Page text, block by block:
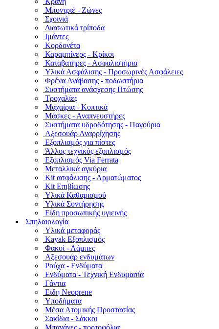
Μποντριέ - Ζώνες
Σχοινιά
Διασωτικά τρίποδα
Ιμάντες
Κορδονέτα
Καραμπίνερς - Κρίκοι
Καταβατήρες - Ασφαλιστήρια
Υλικά Ασφάλισης - Προσωρινές Ασφάλειες
Φρένα Ανάβασης - ποδωστήρια
Συστήματα ανάσχεσης Πτώσης
Τροχαλίες
Μαχαίρια - Κοπτικά
Μάσκες - Αναπνευστήρες
Συστήματα υδροδότησης - Παγούρια
Αξεσουάρ Αναρρίχησης
Εξοπλισμός για πίστες
Άλλος τεχνικός εξοπλισμός
Εξοπλισμός Via Ferrata
Μεταλλικά αγκύρια
Kit ασφάλισης - Αρματώματος
Kit Επιβίωσης
Υλικά Καθαρισμού
Υλικά Συντήρησης
Είδη προσωπικής υγιεινής
Σπηλαιολογία
Υλικά μεταφοράς
Kayak Εξοπλισμός
Φακοί - Λάμπες
Αξεσουάρ ενδυμάτων
Ρούχα - Ενδύματα
Ενδύματα - Τεχνική Ενδυμασία
Γάντια
Είδη Neoprene
Υποδήματα
Μέσα Ατομικής Προστασίας
Σακίδια - Σάκκοι
Μπανάνες - πορτοφόλια